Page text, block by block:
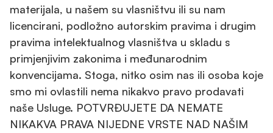
materijala, u našem su vlasništvu ili su nam
licencirani, podložno autorskim pravima i drugim
pravima intelektualnog vlasništva u skladu s
primjenjivim zakonima i međunarodnim
konvencijama. Stoga, nitko osim nas ili osoba koje
smo mi ovlastili nema nikakvo pravo prodavati
naše Usluge. POTVRĐUJETE DA NEMATE
NIKAKVA PRAVA NIJEDNE VRSTE NAD NAŠIM